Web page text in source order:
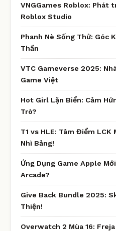
VNGGames Roblox: Phát
Roblox Studio
Phanh Nè Sống Thử: Góc
Thần
VTC Gameverse 2025:
Game Việt
Hot Girl Lặn Biển: Cảm
Trò?
T1 vs HLE: Tâm Điểm LCK
Nhì Bảng!
Ứng Dụng Game Apple
Arcade?
Give Back Bundle 2025:
Thiện!
Overwatch 2 Mùa 16: